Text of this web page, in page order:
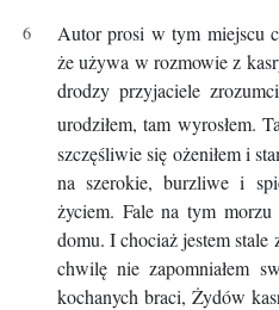
Autor prosi w tym miejscu
że używa w rozmowie z
drodzy przyjaciele
urodziłem, tam wyrosłem.
szczęśliwie się ożeniłem i
na szerokie, burzliwe i
życiem. Fale na tym
domu. I chociaż jestem
chwilę nie zapomniałem
kochanych braci, Żydów